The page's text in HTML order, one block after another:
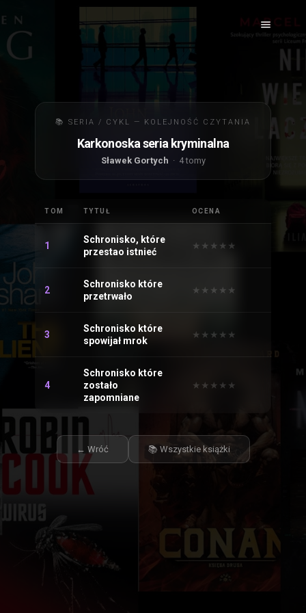
📚 SERIA / CYKL — KOLEJNOŚĆ CZYTANIA
Karkonoska seria kryminalna
Sławek Gortych · 4 tomy
TOM TYTUŁ OCENA
1
Schronisko, które
przestao istnieć
★
★ ★
★ ★
★ ★
★ ★
★
2
Schronisko które
przetrwało
★
★ ★
★ ★
★ ★
★ ★
★
3
Schronisko które
spowijał mrok
★
★ ★
★ ★
★ ★
★ ★
★
4
Schronisko które
zostało
zapomniane
★
★ ★
★ ★
★ ★
★ ★
★
← Wróć 📚 Wszystkie książki